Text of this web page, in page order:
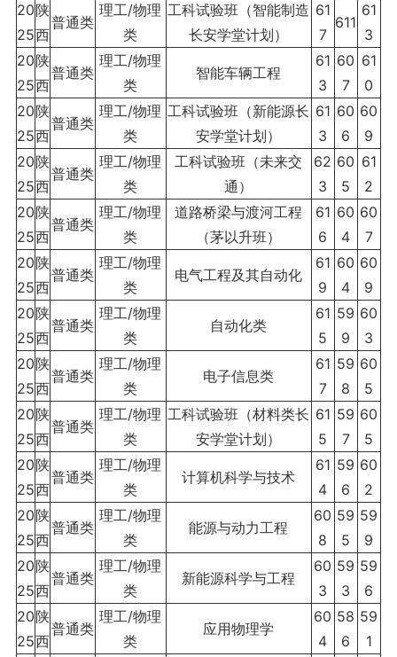
20
25
陕
西
普通类
理工/物理
类
工科试验班（智能制造
长安学堂计划）
61
7
611
61
3
20
25
陕
西
普通类
理工/物理
类
智能车辆工程
61
3
60
7
61
0
20
25
陕
西
普通类
理工/物理
类
工科试验班（新能源长
安学堂计划）
61
3
60
6
60
9
20
25
陕
西
普通类
理工/物理
类
工科试验班（未来交
通）
62
3
60
5
61
2
20
25
陕
西
普通类
理工/物理
类
道路桥梁与渡河工程
（茅以升班）
61
6
60
4
60
7
20
25
陕
西
普通类
理工/物理
类
电气工程及其自动化
61
9
60
4
60
9
20
25
陕
西
普通类
理工/物理
类
自动化类
61
5
59
9
60
3
20
25
陕
西
普通类
理工/物理
类
电子信息类
61
7
59
8
60
5
20
25
陕
西
普通类
理工/物理
类
工科试验班（材料类长
安学堂计划）
61
5
59
7
60
5
20
25
陕
西
普通类
理工/物理
类
计算机科学与技术
61
4
59
6
60
2
20
25
陕
西
普通类
理工/物理
类
能源与动力工程
60
8
59
5
59
9
20
25
陕
西
普通类
理工/物理
类
新能源科学与工程
60
3
59
3
59
6
20
25
陕
西
普通类
理工/物理
类
应用物理学
60
4
58
6
59
1